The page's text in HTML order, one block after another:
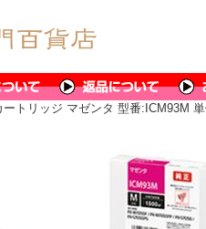
トリッジ マゼンタ 型番:ICM93M